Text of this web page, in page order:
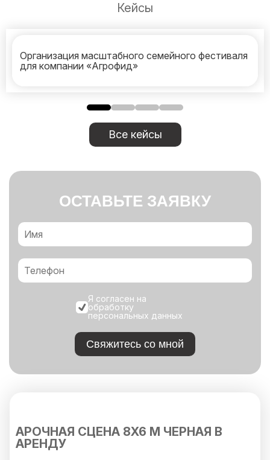
Кейсы
Организация масштабного семейного фестиваля
для компании «Агрофид»
Все кейсы
ОСТАВЬТЕ ЗАЯВКУ
Я согласен на
обработку
персональных данных
Свяжитесь со мной
АРОЧНАЯ СЦЕНА 8X6 М ЧЕРНАЯ В
АРЕНДУ